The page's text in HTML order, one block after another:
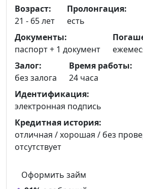
Оформить займ
Возраст:
21 - 65 лет
Пролонгация:
есть
Документы:
паспорт + 1 документ
Залог:
без залога
Время работы:
24 часа
Идентификация:
электронная подпись
Кредитная история:
отличная / хорошая / без
отсутствует